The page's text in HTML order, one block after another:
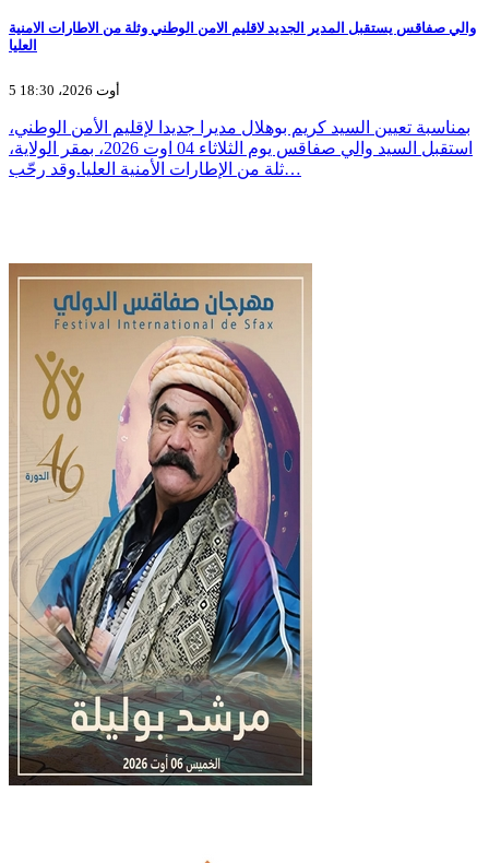
والي صفاقس يستقبل المدير الجديد لاقليم الامن الوطني وثلة من الاطارات الامنية
العليا
5 أوت 2026، 18:30
بمناسبة تعيين السيد كريم بوهلال مديرا جديدا لإقليم الأمن الوطني،
استقبل السيد والي صفاقس يوم الثلاثاء 04 اوت 2026، بمقر الولاية،
ثلة من الإطارات الأمنية العليا.وقد رحّب…